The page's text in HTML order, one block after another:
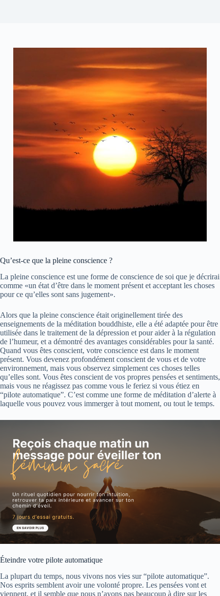
Qu’est-ce que la pleine conscience ?
La pleine conscience est une forme de conscience de soi que je décrirai
comme «un état d’être dans le moment présent et acceptant les choses
pour ce qu’elles sont sans jugement».
Alors que la pleine conscience était originellement tirée des
enseignements de la méditation bouddhiste, elle a été adaptée pour être
utilisée dans le traitement de la dépression et pour aider à la régulation
de l’humeur, et a démontré des avantages considérables pour la santé.
Quand vous êtes conscient, votre conscience est dans le moment
présent. Vous devenez profondément conscient de vous et de votre
environnement, mais vous observez simplement ces choses telles
qu’elles sont. Vous êtes conscient de vos propres pensées et sentiments,
mais vous ne réagissez pas comme vous le feriez si vous étiez en
“pilote automatique”. C’est comme une forme de méditation d’alerte à
laquelle vous pouvez vous immerger à tout moment, ou tout le temps.
Éteindre votre pilote automatique
La plupart du temps, nous vivons nos vies sur “pilote automatique”.
Nos esprits semblent avoir une volonté propre. Les pensées vont et
viennent, et il semble que nous n’ayons pas beaucoup à dire sur les